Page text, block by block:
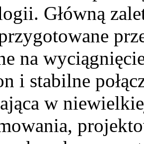
Główną
na
i stabilne
w